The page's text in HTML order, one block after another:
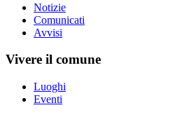
Notizie
Comunicati
Avvisi
Vivere il comune
Luoghi
Eventi